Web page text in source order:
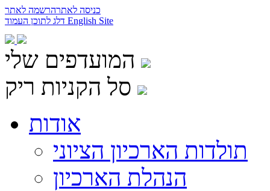
כניסה לאתרהרשמה לאתר
English Site
המועדפים שלי
סל הקניות ריק
אודות
תולדות הארכיון הציוני
הנהלת הארכיון